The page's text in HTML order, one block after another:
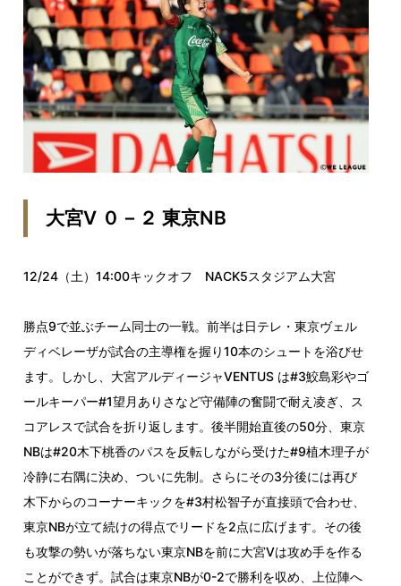
大宮V ０－２ 東京NB
12/24（土）14:00キックオフ NACK5スタジアム大宮
勝点9で並ぶチーム同士の一戦。前半は日テレ・東京ヴェル
ディベレーザが試合の主導権を握り10本のシュートを浴びせ
ます。しかし、大宮アルディージャVENTUS は#3鮫島彩やゴ
ールキーパー#1望月ありさなど守備陣の奮闘で耐え凌ぎ、ス
コアレスで試合を折り返します。後半開始直後の50分、東京
NBは#20木下桃香のパスを反転しながら受けた#9植木理子が
冷静に右隅に決め、ついに先制。さらにその3分後には再び
木下からのコーナーキックを#3村松智子が直接頭で合わせ、
東京NBが立て続けの得点でリードを2点に広げます。その後
も攻撃の勢いが落ちない東京NBを前に大宮Vは攻め手を作る
ことができず。試合は東京NBが0-2で勝利を収め、上位陣へ